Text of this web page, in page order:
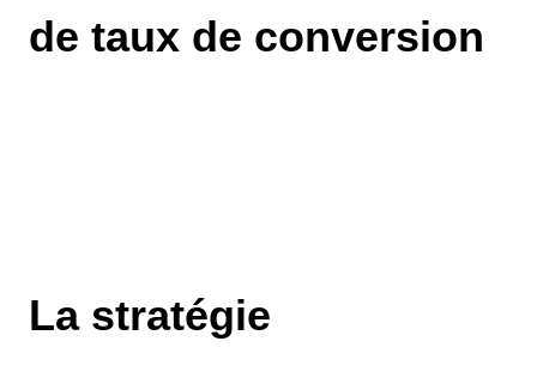
de taux de conversion
La stratégie